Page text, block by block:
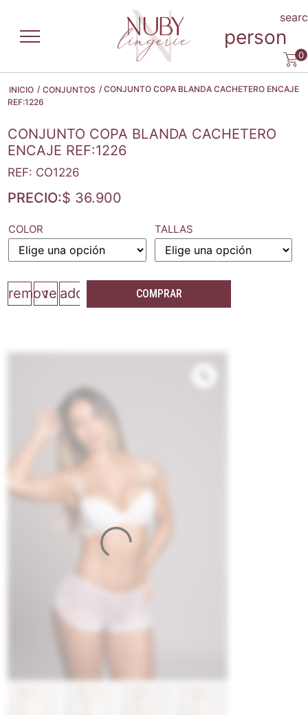
person
0
INICIO / CONJUNTOS / CONJUNTO COPA BLANDA CACHETERO ENCAJE
REF:1226
CONJUNTO COPA BLANDA CACHETERO
ENCAJE REF:1226
REF: CO1226
PRECIO:$ 36.900
COLOR TALLAS
remove add COMPRAR